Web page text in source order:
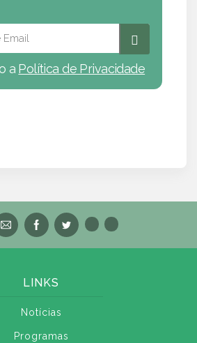
a Política de Privacidade
LINKS
Notícias
Programas